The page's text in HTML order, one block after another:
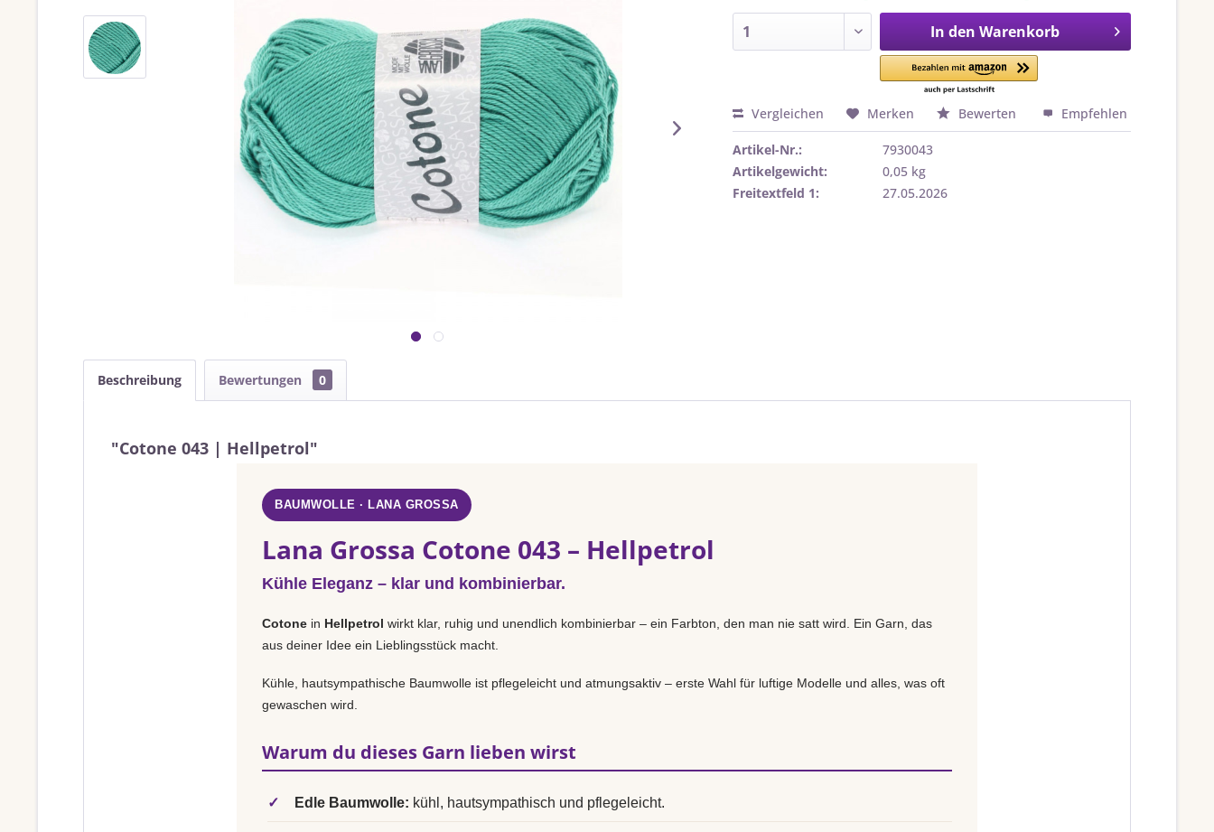
In den Warenkorb
Vergleichen Merken Bewerten Empfehlen
Artikel-Nr.:
7930043
Artikelgewicht:
0,05 kg
Freitextfeld 1:
27.05.2026
Beschreibung Bewertungen 0
"Cotone 043 | Hellpetrol"
BAUMWOLLE · LANA GROSSA
Lana Grossa Cotone 043 – Hellpetrol
Kühle Eleganz – klar und kombinierbar.
Cotone in Hellpetrol wirkt klar, ruhig und unendlich kombinierbar – ein Farbton, den man nie satt wird. Ein Garn, das
aus deiner Idee ein Lieblingsstück macht.
Kühle, hautsympathische Baumwolle ist pflegeleicht und atmungsaktiv – erste Wahl für luftige Modelle und alles, was oft
gewaschen wird.
Warum du dieses Garn lieben wirst
✓ Edle Baumwolle: kühl, hautsympathisch und pflegeleicht.